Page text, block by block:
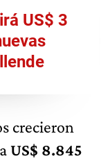
US$ 3
crecieron
US$ 8.845